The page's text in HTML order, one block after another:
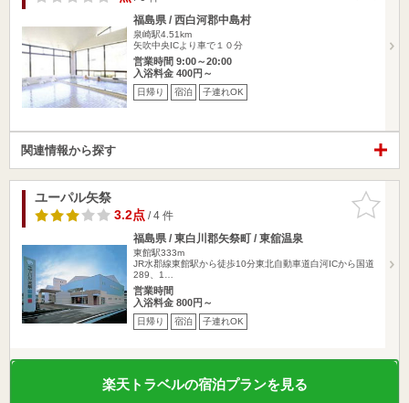
福島県 / 西白河郡中島村
泉崎駅4.51km
矢吹中央ICより車で１０分
営業時間 9:00～20:00
入浴料金 400円～
日帰り 宿泊 子連れOK
関連情報から探す
お気に入
りに追加
ユーパル矢祭
3.2点/ 4 件
福島県 / 東白川郡矢祭町 / 東舘温泉
東館駅333m
JR水郡線東館駅から徒歩10分東北自動車道白河ICから国道
289、1…
営業時間
入浴料金 800円～
日帰り 宿泊 子連れOK
楽天トラベルの宿泊プランを見る